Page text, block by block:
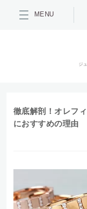
MENU
ジ
徹底解剖！オレフ
におすすめの理由